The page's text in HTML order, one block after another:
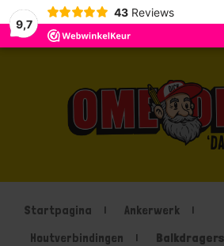
9,7
43 Reviews
Startpagina
Ankerwerk
Houtverbindingen